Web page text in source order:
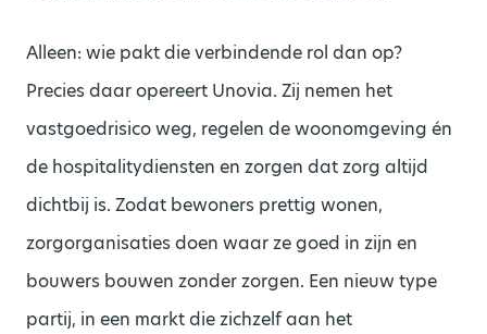
Alleen: wie pakt die verbindende rol dan op?
Precies daar opereert Unovia. Zij nemen het
vastgoedrisico weg, regelen de woonomgeving én
de hospitalitydiensten en zorgen dat zorg altijd
dichtbij is. Zodat bewoners prettig wonen,
zorgorganisaties doen waar ze goed in zijn en
bouwers bouwen zonder zorgen. Een nieuw type
partij, in een markt die zichzelf aan het